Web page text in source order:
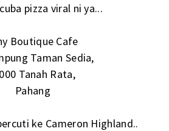
pizza viral ni ya...
Boutique Cafe
Taman Sedia,
Tanah Rata,
Pahang
ke Cameron Highland..